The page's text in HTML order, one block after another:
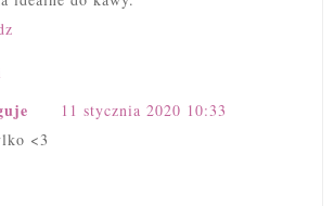
11 stycznia 2020 10:33
<3